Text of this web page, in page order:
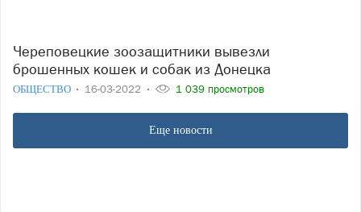
Череповецкие зоозащитники вывезли
брошенных кошек и собак из Донецка
ОБЩЕСТВО 16-03-2022 1 039 просмотров
Еще новости